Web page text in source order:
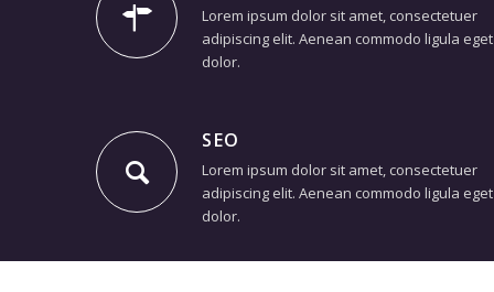
Lorem ipsum dolor sit amet, consectetuer
adipiscing elit. Aenean commodo ligula eget
dolor.
SEO
Lorem ipsum dolor sit amet, consectetuer
adipiscing elit. Aenean commodo ligula eget
dolor.